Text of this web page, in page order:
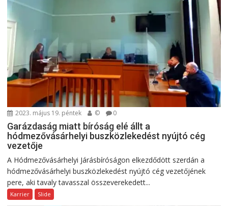
2023. május 19. péntek © 0
Garázdaság miatt bíróság elé állt a
hódmezővásárhelyi buszközlekedést nyújtó cég
vezetője
A Hódmezővásárhelyi Járásbíróságon elkezdődött szerdán a
hódmezővásárhelyi buszközlekedést nyújtó cég vezetőjének
pere, aki tavaly tavasszal összeverekedett...
Karrier Slide